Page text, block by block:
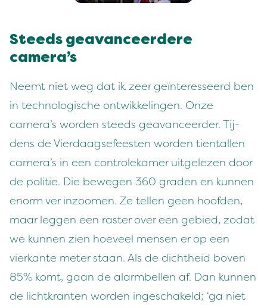
Steeds gea­vanceerdere
camera’s
Neemt niet weg dat ik zeer geïn­ter­esseerd ben
in tech­nol­o­gis­che ontwik­kelin­gen. Onze
camera’s wor­den steeds gea­vanceerder. Tij­
dens de Vier­daagse­feesten wor­den tien­tallen
camera’s in een con­trolekamer uit­gelezen door
de poli­tie. Die bewe­gen 360 graden en kun­nen
enorm ver inzoomen. Ze tellen geen hoof­den,
maar leggen een raster over een gebied, zodat
we kun­nen zien hoeveel mensen er op een
vierkante meter staan. Als de dichtheid boven
85% komt, gaan de alarm­bellen af. Dan kun­nen
de lichtkran­ten wor­den ingeschakeld; ‘ga niet